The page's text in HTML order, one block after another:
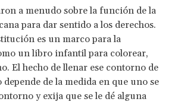
a menudo sobre la función de la
para dar sentido a los derechos.
es un marco para la
un libro infantil para colorear,
El hecho de llenar ese contorno de
de la medida en que uno se
y exija que se le dé alguna